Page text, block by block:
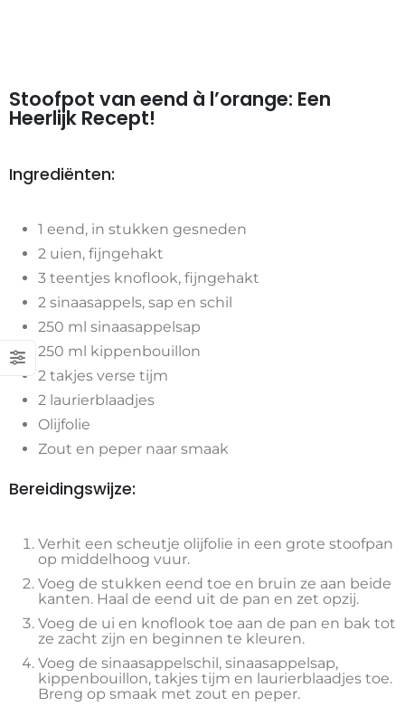
Stoofpot van eend à l’orange: Een
Heerlijk Recept!
Ingrediënten:
1 eend, in stukken gesneden
2 uien, fijngehakt
3 teentjes knoflook, fijngehakt
2 sinaasappels, sap en schil
250 ml sinaasappelsap
250 ml kippenbouillon
2 takjes verse tijm
2 laurierblaadjes
Olijfolie
Zout en peper naar smaak
Bereidingswijze:
Verhit een scheutje olijfolie in een grote stoofpan
op middelhoog vuur.
Voeg de stukken eend toe en bruin ze aan beide
kanten. Haal de eend uit de pan en zet opzij.
Voeg de ui en knoflook toe aan de pan en bak tot
ze zacht zijn en beginnen te kleuren.
Voeg de sinaasappelschil, sinaasappelsap,
kippenbouillon, takjes tijm en laurierblaadjes toe.
Breng op smaak met zout en peper.